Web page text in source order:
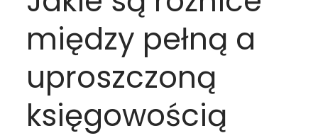
między pełną a
uproszczoną
księgowością